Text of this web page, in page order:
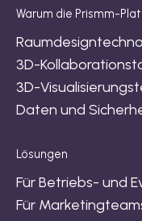
Warum die Prismm-
3D-
3D-
Daten und
Lösungen
Für Betriebs- und
Für